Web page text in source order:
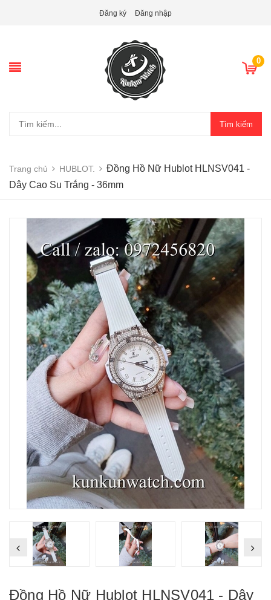
Đăng ký Đăng nhập
0
Tìm kiếm
Trang chủ HUBLOT.
Đồng Hồ Nữ Hublot HLNSV041 -
Dây Cao Su Trắng - 36mm
Đồng Hồ Nữ Hublot HLNSV041 - Dây